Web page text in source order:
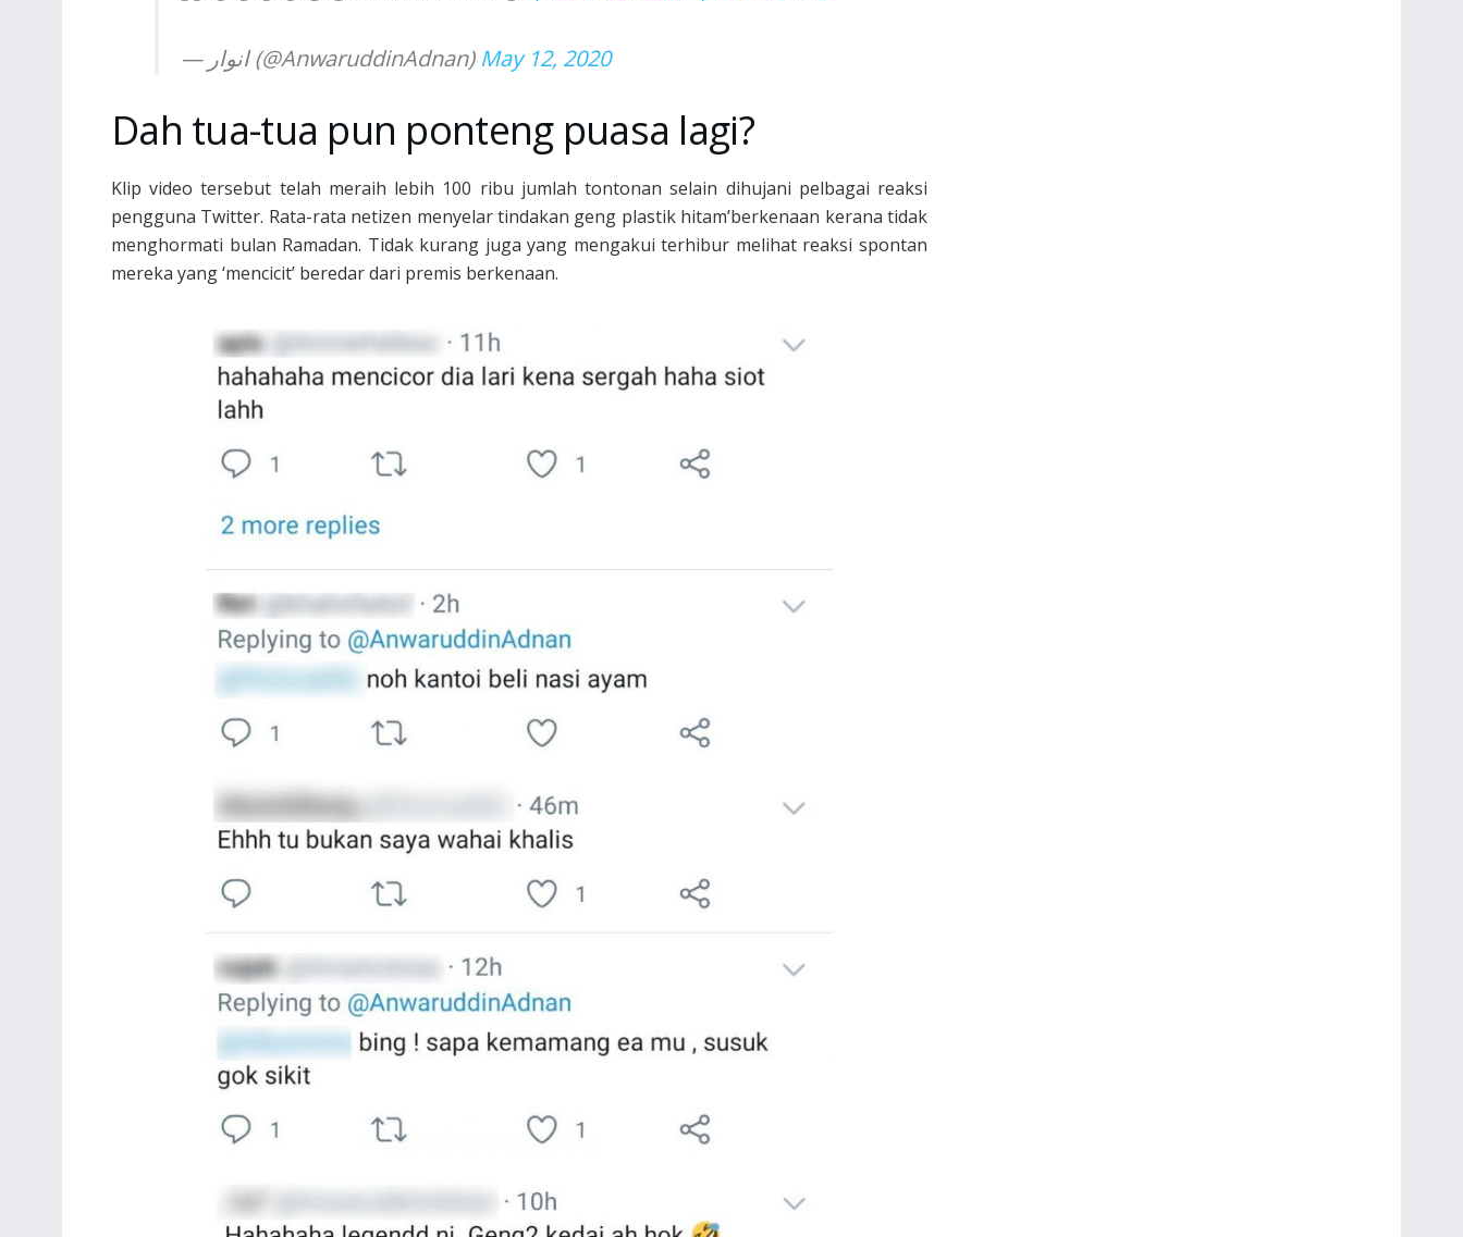
— انوار (@AnwaruddinAdnan) May 12, 2020
Dah tua-tua pun ponteng puasa lagi?
Klip video tersebut telah meraih lebih 100 ribu jumlah tontonan selain dihujani pelbagai reaksi
pengguna Twitter. Rata-rata netizen menyelar tindakan geng plastik hitam’berkenaan kerana tidak
menghormati bulan Ramadan. Tidak kurang juga yang mengakui terhibur melihat reaksi spontan
mereka yang ‘mencicit’ beredar dari premis berkenaan.